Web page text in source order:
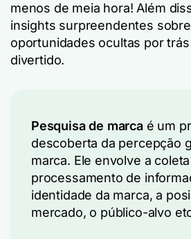
menos de meia hora! Além
insights surpreendentes
oportunidades ocultas por
divertido.
Pesquisa de marcaé um
descoberta da percepção
marca. Ele envolve a
processamento de
identidade da marca, a
mercado, o público-alvo